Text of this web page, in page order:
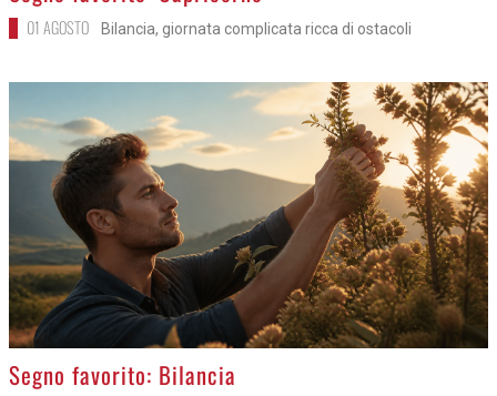
01 AGOSTO Bilancia, giornata complicata ricca di ostacoli
>
Segno favorito: Bilancia